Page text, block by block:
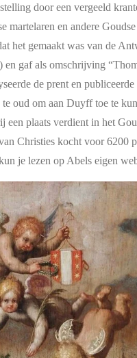
door een vergeeld
martelaren en andere
het gemaakt was van de
gaf als omschrijving
de prent en
oud om aan Duyff toe te
een plaats verdient in het
Christies kocht voor 6200
je lezen op Abels eigen